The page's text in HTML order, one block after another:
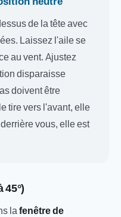
de la tête avec
Laissez l'aile se
au vent. Ajustez
disparaisse
doivent être
tire vers l'avant, elle
vous, elle est
45°)
lafenêtre de